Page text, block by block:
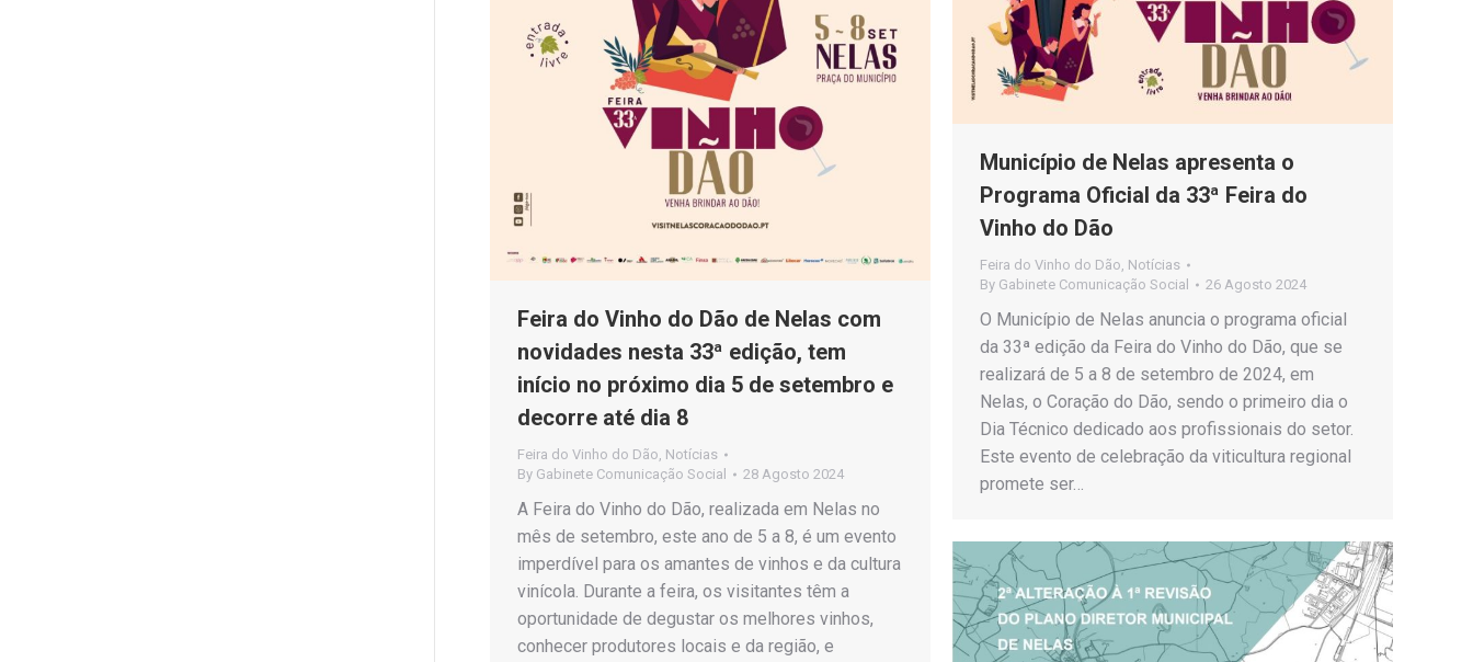
Feira do Vinho do Dão de Nelas com
novidades nesta 33ª edição, tem
início no próximo dia 5 de setembro e
decorre até dia 8
Feira do Vinho do Dão, Notícias
By Gabinete Comunicação Social 28 Agosto 2024
A Feira do Vinho do Dão, realizada em Nelas no
mês de setembro, este ano de 5 a 8, é um evento
imperdível para os amantes de vinhos e da cultura
vinícola. Durante a feira, os visitantes têm a
oportunidade de degustar os melhores vinhos,
conhecer produtores locais e da região, e
Município de Nelas apresenta o
Programa Oficial da 33ª Feira do
Vinho do Dão
Feira do Vinho do Dão Notícias
By Gabinete Comunicação Social 26 Agosto 2024
O Município de Nelas anuncia o programa oficial
da 33ª edição da Feira do Vinho do Dão, que se
realizará de 5 a 8 de setembro de 2024, em
Nelas, o Coração do Dão, sendo o primeiro dia o
Dia Técnico dedicado aos profissionais do setor.
Este evento de celebração da viticultura regional
promete ser…